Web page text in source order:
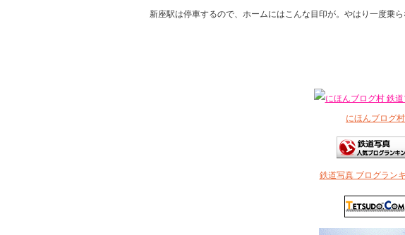
新座駅は停車するので、ホームにはこんな目印が。やはり一度乗
にほんブログ村
鉄道写真 ブログラン